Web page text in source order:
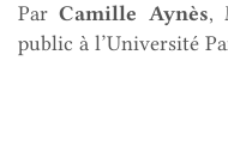
ParCamille Aynès,
public à l’Université